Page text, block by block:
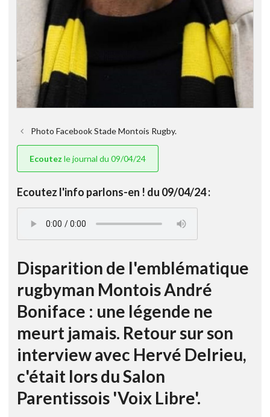
Photo Facebook Stade Montois Rugby.
Ecoutez le journal du 09/04/24
Ecoutez l'info parlons-en ! du 09/04/24 :
Disparition de l'emblématique
rugbyman Montois André
Boniface : une légende ne
meurt jamais. Retour sur son
interview avec Hervé Delrieu,
c'était lors du Salon
Parentissois 'Voix Libre'.